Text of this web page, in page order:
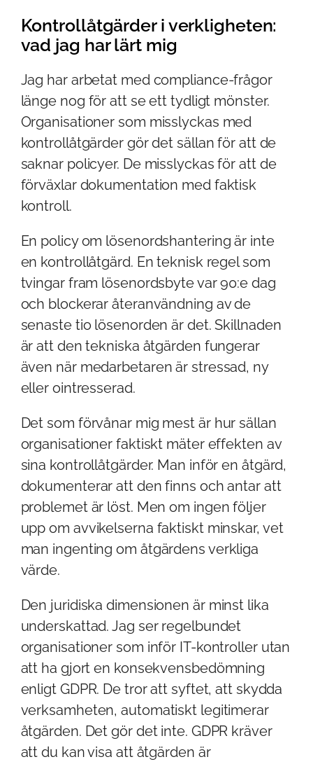
Kontrollåtgärder i verkligheten:
vad jag har lärt mig
Jag har arbetat med compliance-frågor
länge nog för att se ett tydligt mönster.
Organisationer som misslyckas med
kontrollåtgärder gör det sällan för att de
saknar policyer. De misslyckas för att de
förväxlar dokumentation med faktisk
kontroll.
En policy om lösenordshantering är inte
en kontrollåtgärd. En teknisk regel som
tvingar fram lösenordsbyte var 90:e dag
och blockerar återanvändning av de
senaste tio lösenorden är det. Skillnaden
är att den tekniska åtgärden fungerar
även när medarbetaren är stressad, ny
eller ointresserad.
Det som förvånar mig mest är hur sällan
organisationer faktiskt mäter effekten av
sina kontrollåtgärder. Man inför en åtgärd,
dokumenterar att den finns och antar att
problemet är löst. Men om ingen följer
upp om avvikelserna faktiskt minskar, vet
man ingenting om åtgärdens verkliga
värde.
Den juridiska dimensionen är minst lika
underskattad. Jag ser regelbundet
organisationer som inför IT-kontroller utan
att ha gjort en konsekvensbedömning
enligt GDPR. De tror att syftet, att skydda
verksamheten, automatiskt legitimerar
åtgärden. Det gör det inte. GDPR kräver
att du kan visa att åtgärden är